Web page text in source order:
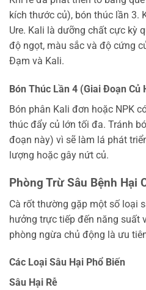
kích thước củ), bón thúc lần 3.
Ure. Kali là dưỡng chất cực kỳ
độ ngọt, màu sắc và độ cứng
Đạm và Kali.
Bón Thúc Lần 4 (Giai Đoạn Củ
Bón phân Kali đơn hoặc NPK
thúc đẩy củ lớn tối đa. Tránh
đoạn này) vì sẽ làm lá phát
lượng hoặc gây nứt củ.
Phòng Trừ Sâu Bệnh Hại
Cà rốt thường gặp một số loại
hưởng trực tiếp đến năng suất
phòng ngừa chủ động là ưu
Các Loại Sâu Hại Phổ Biến
Sâu Hại Rễ